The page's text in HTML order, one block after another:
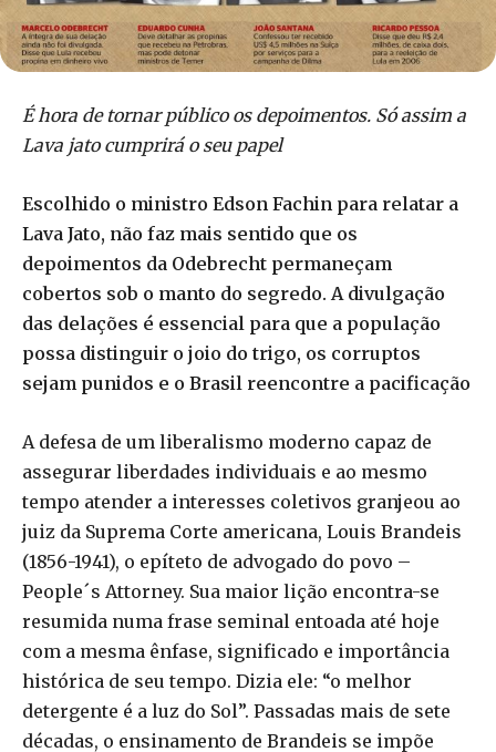
É hora de tornar público os depoimentos. Só assim a
Lava jato cumprirá o seu papel
Escolhido o ministro Edson Fachin para relatar a
Lava Jato, não faz mais sentido que os
depoimentos da Odebrecht permaneçam
cobertos sob o manto do segredo. A divulgação
das delações é essencial para que a população
possa distinguir o joio do trigo, os corruptos
sejam punidos e o Brasil reencontre a pacificação
A defesa de um liberalismo moderno capaz de
assegurar liberdades individuais e ao mesmo
tempo atender a interesses coletivos granjeou ao
juiz da Suprema Corte americana, Louis Brandeis
(1856-1941), o epíteto de advogado do povo –
People´s Attorney. Sua maior lição encontra-se
resumida numa frase seminal entoada até hoje
com a mesma ênfase, significado e importância
histórica de seu tempo. Dizia ele: “o melhor
detergente é a luz do Sol”. Passadas mais de sete
décadas, o ensinamento de Brandeis se impõe